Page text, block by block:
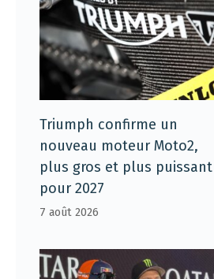
Triumph confirme un
nouveau moteur Moto2,
plus gros et plus puissant
pour 2027
7 août 2026